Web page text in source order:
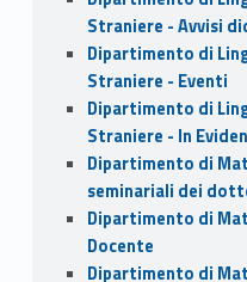
Straniere - Avvisi
Dipartimento di
Straniere - Eventi
Dipartimento di
Straniere - In
Dipartimento di
seminariali dei
Dipartimento di
Docente
Dipartimento di